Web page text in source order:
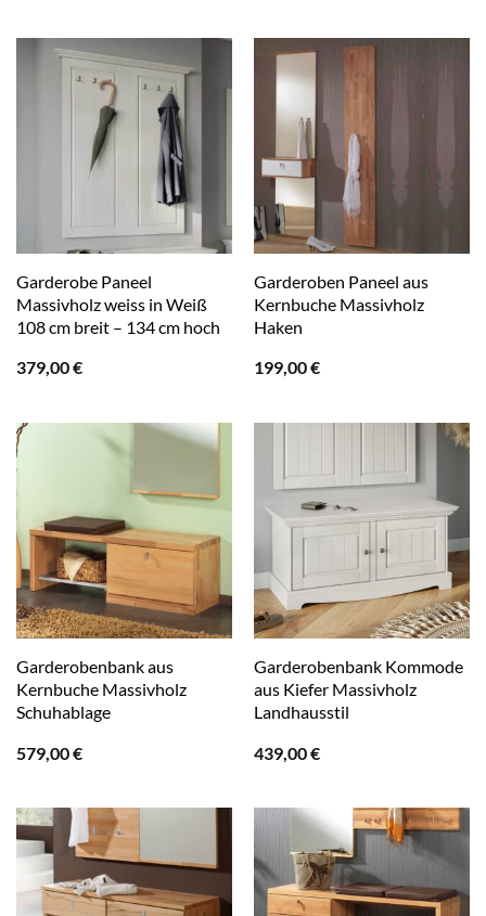
Garderobe Paneel
Massivholz weiss in Weiß
108 cm breit – 134 cm hoch
379,00€
Garderoben Paneel aus
Kernbuche Massivholz
Haken
199,00€
Garderobenbank aus
Kernbuche Massivholz
Schuhablage
579,00€
Garderobenbank Kommode
aus Kiefer Massivholz
Landhausstil
439,00€